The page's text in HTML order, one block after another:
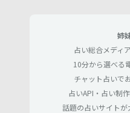
姉
占い総合メディ
10分から選べる
チャット占いで
占いAPI・占い制
話題の占いサイトが